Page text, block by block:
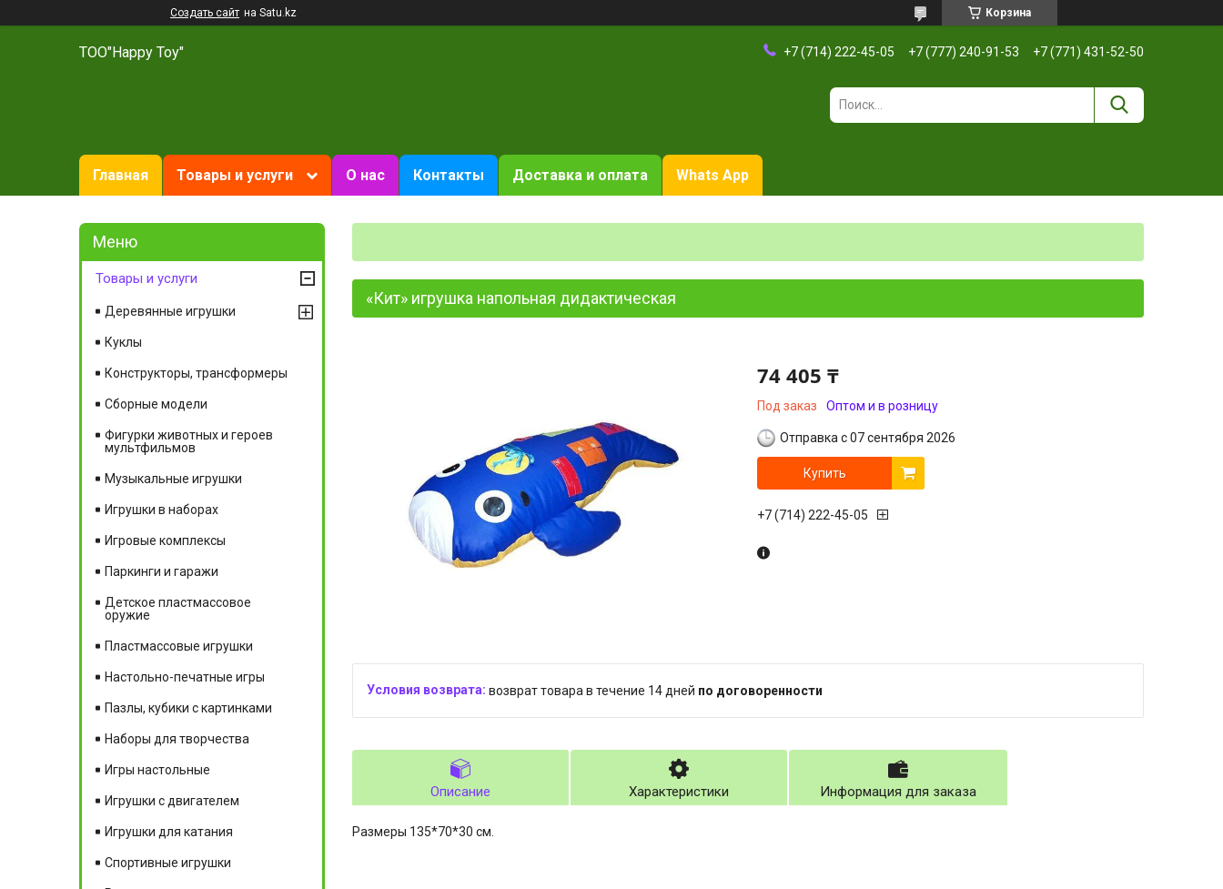
Создать сайт на Satu.kz Корзина
ТОО"Happy Toy" +7 (714) 222-45-05 +7 (777) 240-91-53 +7 (771) 431-52-50
Главная Товары и услуги О нас Контакты Доставка и оплата Whats App
«Кит» игрушка напольная дидактическая
74 405 ₸
Под заказ Оптом и в розницу
Отправка с 07 сентября 2026
Купить
+7 (714) 222-45-05
возврат товара в течение 14 дней по договоренности
Описание Характеристики Информация для заказа
Размеры 135*70*30 см.
Товары и услуги
Деревянные игрушки
Куклы
Конструкторы, трансформеры
Сборные модели
Фигурки животных и героев
мультфильмов
Музыкальные игрушки
Игрушки в наборах
Игровые комплексы
Паркинги и гаражи
Детское пластмассовое
оружие
Пластмассовые игрушки
Настольно-печатные игры
Пазлы, кубики с картинками
Наборы для творчества
Игры настольные
Игрушки с двигателем
Игрушки для катания
Спортивные игрушки